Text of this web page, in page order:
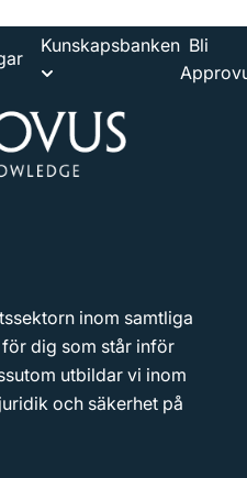
Kunskapsbanken Bli
inom samtliga
dig som står inför
utbildar vi inom
och säkerhet på